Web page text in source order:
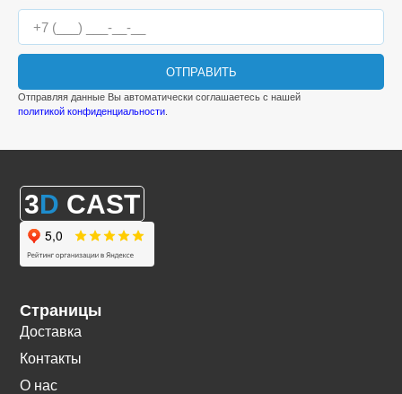
ОТПРАВИТЬ
Отправляя данные Вы автоматически соглашаетесь с нашей
политикой конфиденциальности
3D CAST
Страницы
Доставка
Контакты
О нас